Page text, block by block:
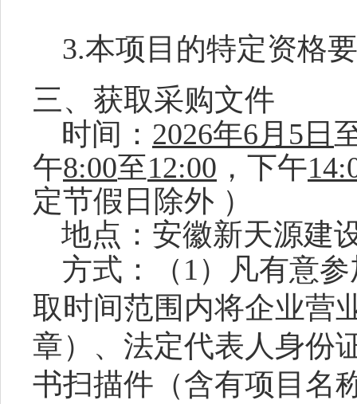
3.本项目的特定资格
三、获取采购文件
时间： 2026年6月 5 日
午8:00至12:00 ，下午
定节假日 除外 ）
地点 ： 安徽新天源建
方式：（ 1）凡有意
取时间范围内将企业营
章）、法定代表人身份
书扫描件 （含有项目名